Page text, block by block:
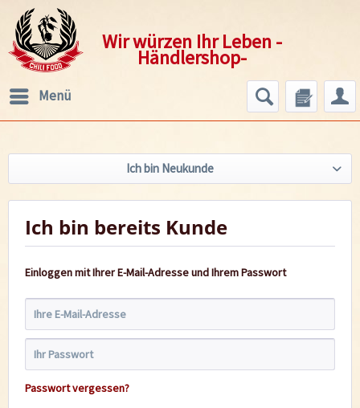
Wir würzen Ihr Leben -
Händlershop-
Menü
Ich bin Neukunde
Ich bin bereits Kunde
Einloggen mit Ihrer E-Mail-Adresse und Ihrem Passwort
Passwort vergessen?